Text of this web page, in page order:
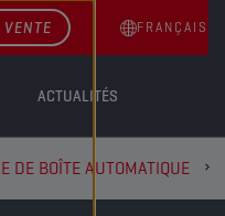
ACTUALITÉS
FRANÇAIS
DE BOÎTE AUTOMATIQUE